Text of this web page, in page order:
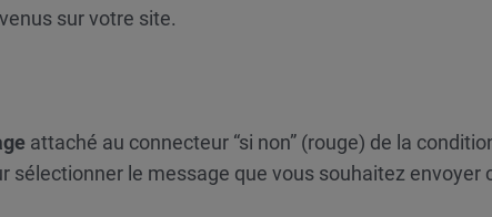
sur votre site.
attaché au connecteur “si non” (rouge) de la
sélectionner le message que vous souhaitez envoyer